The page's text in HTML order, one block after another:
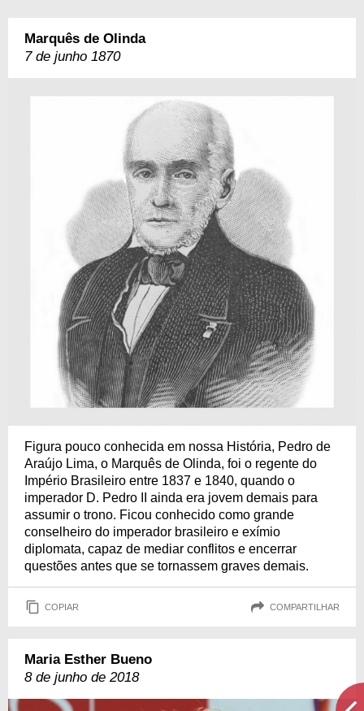
Marquês de Olinda
7 de junho 1870
Figura pouco conhecida em nossa História, Pedro de
Araújo Lima, o Marquês de Olinda, foi o regente do
Império Brasileiro entre 1837 e 1840, quando o
imperador D. Pedro II ainda era jovem demais para
assumir o trono. Ficou conhecido como grande
conselheiro do imperador brasileiro e exímio
diplomata, capaz de mediar conflitos e encerrar
questões antes que se tornassem graves demais.
COPIAR COMPARTILHAR
Maria Esther Bueno
8 de junho de 2018